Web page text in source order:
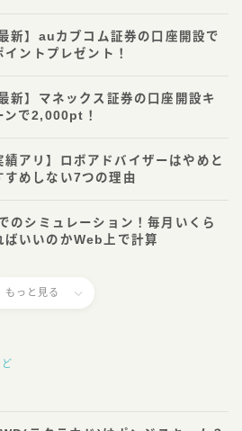
新】auカブコム証券の口座開設で
ントプレゼント！
新】マネックス証券の口座開設キ
ンで2,000pt！
績アリ】ロボアドバイザーはやめと
すめしない7つの理由
のシミュレーション！毎月いくら
ばいいのかWeb上で計算
もっと見る
ど